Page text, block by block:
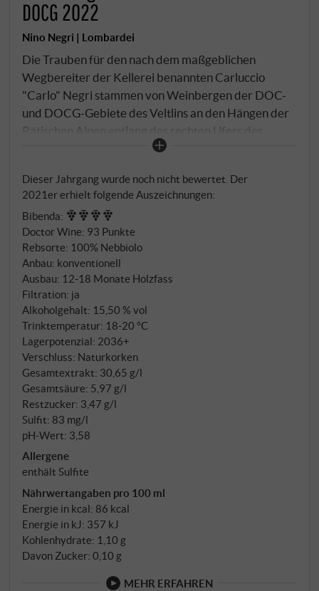
DOCG 2022
Nino Negri | Lombardei
Die Trauben für den nach dem maßgeblichen
Wegbereiter der Kellerei benannten Carluccio
"Carlo" Negri stammen von Weinbergen der DOC-
und DOCG-Gebiete des Veltlins an den Hängen der
Rätischen Alpen entlang des rechten Ufers des
Flusses Adda. Der für die Region weltbekannte
Trauben, begünstigt durch die kühlen und trockenen
Winde aus den Bergen. In der "fruttaio", dem
Fruchtschuppen, verlieren sie während dieses
Prozesses fast 30% ihres Gewichts. Das Ergebnis ist
daher ein einzigartiger Nebbiolo: reich und intensiv,
mit dem typischen mineralischen und frischen
Charakter der alpinen Weine.
Dieser Jahrgang wurde noch nicht bewertet. Der
2021er erhielt folgende Auszeichnungen:
Bibenda:
Doctor Wine: 93 Punkte
Rebsorte: 100% Nebbiolo
Anbau: konventionell
Ausbau: 12‑18 Monate Holzfass
Filtration: ja
Alkoholgehalt: 15,50 % vol
Trinktemperatur: 18‑20 °C
Lagerpotenzial: 2036+
Verschluss: Naturkorken
Gesamtextrakt: 30,65 g/l
Gesamtsäure: 5,97 g/l
Restzucker: 3,47 g/l
Sulfit: 83 mg/l
pH-Wert: 3,58
Allergene
enthält Sulfite
Nährwertangaben pro 100 ml
Energie in kcal: 86 kcal
Energie in kJ: 357 kJ
Kohlenhydrate: 1,10 g
Davon Zucker: 0,10 g
MEHR ERFAHREN